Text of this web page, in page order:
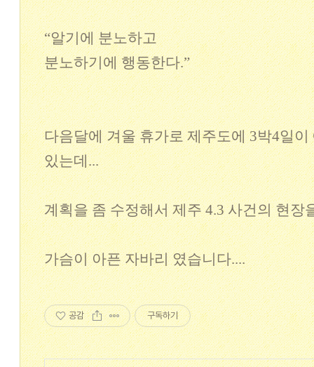
“알기에 분노하고
분노하기에 행동한다.”
다음달에 겨울 휴가로 제주도에 3박4일이
있는데...
계획을 좀 수정해서 제주 4.3 사건의 현장
가슴이 아픈 자바리 였습니다....
공감 구독하기